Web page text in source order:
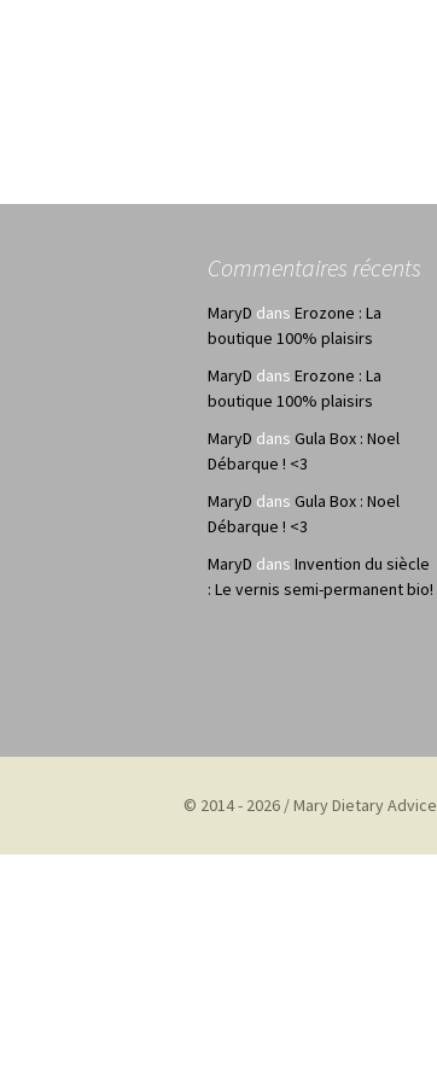
Commentaires récents
MaryD dans Erozone : La
boutique 100% plaisirs
MaryD dans Erozone : La
boutique 100% plaisirs
MaryD dans Gula Box : Noel
Débarque ! <3
MaryD dans Gula Box : Noel
Débarque ! <3
MaryD dans Invention du siècle
: Le vernis semi-permanent bio!
© 2014 - 2026 / Mary Dietary Advice